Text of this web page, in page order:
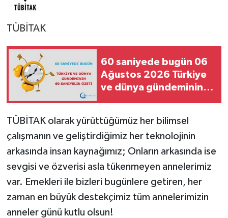
TÜBİTAK
60 saniyede bugün 06
Ağustos 2026 Türkiye
ve dünya gündeminin
TÜBİTAK olarak yürüttüğümüz her bilimsel
çalışmanın ve geliştirdiğimiz her teknolojinin
arkasında insan kaynağımız; Onların arkasında ise
sevgisi ve özverisi asla tükenmeyen annelerimiz
var. Emekleri ile bizleri bugünlere getiren, her
zaman en büyük destekçimiz tüm annelerimizin
anneler günü kutlu olsun!